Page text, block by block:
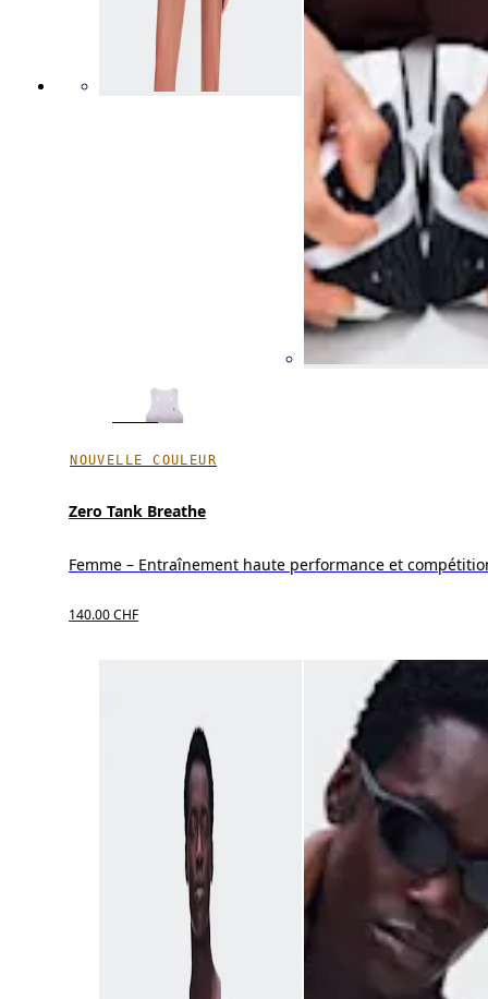
NOUVELLE COULEUR
Zero Tank Breathe
Femme – Entraînement haute performance et
140.00 CHF